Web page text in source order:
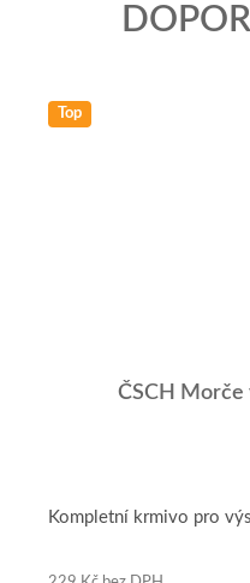
Top
ČSCH Morče
je
Kompletní krmivo pro